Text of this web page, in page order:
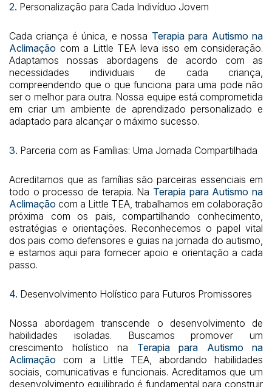
2. Personalização para Cada Indivíduo Jovem
Cada criança é única, e nossa Terapia para Autismo na
Aclimação com a Little TEA leva isso em consideração.
Adaptamos nossas abordagens de acordo com as
necessidades individuais de cada criança,
compreendendo que o que funciona para uma pode não
ser o melhor para outra. Nossa equipe está comprometida
em criar um ambiente de aprendizado personalizado e
adaptado para alcançar o máximo sucesso.
3. Parceria com as Famílias: Uma Jornada Compartilhada
Acreditamos que as famílias são parceiras essenciais em
todo o processo de terapia. Na Terapia para Autismo na
Aclimação com a Little TEA, trabalhamos em colaboração
próxima com os pais, compartilhando conhecimento,
estratégias e orientações. Reconhecemos o papel vital
dos pais como defensores e guias na jornada do autismo,
e estamos aqui para fornecer apoio e orientação a cada
passo.
4. Desenvolvimento Holístico para Futuros Promissores
Nossa abordagem transcende o desenvolvimento de
habilidades isoladas. Buscamos promover um
crescimento holístico na Terapia para Autismo na
Aclimação com a Little TEA, abordando habilidades
sociais, comunicativas e funcionais. Acreditamos que um
desenvolvimento equilibrado é fundamental para construir